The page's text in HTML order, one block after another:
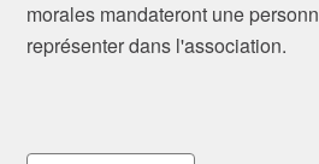
morales mandateront une
représenter dans l'association.